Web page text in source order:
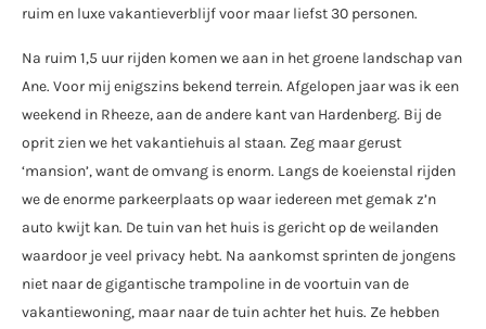
ruim en luxe vakantieverblijf voor maar liefst 30 personen.
Na ruim 1,5 uur rijden komen we aan in het groene landschap van
Ane. Voor mij enigszins bekend terrein. Afgelopen jaar was ik een
weekend in Rheeze, aan de andere kant van Hardenberg. Bij de
oprit zien we het vakantiehuis al staan. Zeg maar gerust
‘mansion’, want de omvang is enorm. Langs de koeienstal rijden
we de enorme parkeerplaats op waar iedereen met gemak z’n
auto kwijt kan. De tuin van het huis is gericht op de weilanden
waardoor je veel privacy hebt. Na aankomst sprinten de jongens
niet naar de gigantische trampoline in de voortuin van de
vakantiewoning, maar naar de tuin achter het huis. Ze hebben